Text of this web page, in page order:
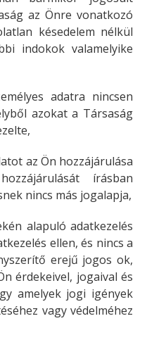
az Önre vonatkozó
késedelem nélkül
indokok valamelyike
adatra nincsen
azokat a Társaság
az Ön hozzájárulása
írásban
nincs más jogalapja,
alapuló adatkezelés
ellen, és nincs a
erejű jogos ok,
érdekeivel, jogaival és
amelyek jogi igények
vagy védelméhez